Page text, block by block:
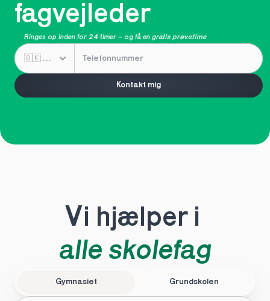
fagvejleder
Ringes op inden for 24 timer – og få en gratis prøvetime
Kontakt mig
Vi hjælper i
alle skolefag
Gymnasiet Grundskolen